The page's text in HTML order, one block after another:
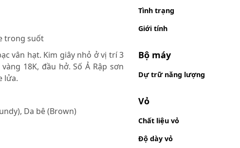
trong suốt
vân hạt. Kim giây nhỏ ở vị trí 3
18K, đầu hở. Số Ả Rập sơn
lửa.
Da bê (Brown)
Tình trạng
Giới tính
Bộ máy
Dự trữ năng lượng
Vỏ
Chất liệu vỏ
Độ dày vỏ